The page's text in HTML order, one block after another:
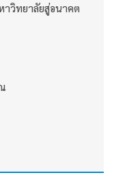
าวิทยาลัยสู่อนาคต